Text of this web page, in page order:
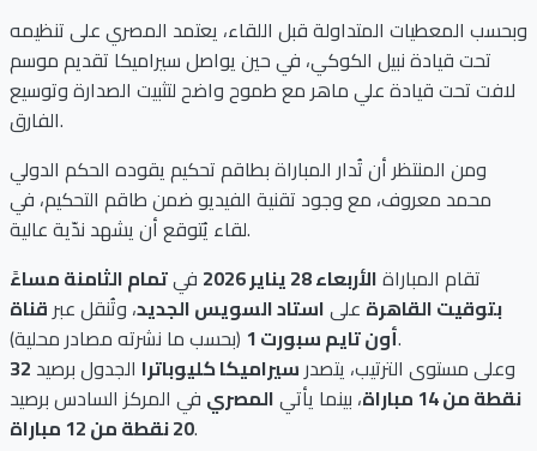
وبحسب المعطيات المتداولة قبل اللقاء، يعتمد المصري على تنظيمه
تحت قيادة نبيل الكوكي، في حين يواصل سيراميكا تقديم موسم
لافت تحت قيادة علي ماهر مع طموح واضح لتثبيت الصدارة وتوسيع
الفارق.
ومن المنتظر أن تُدار المباراة بطاقم تحكيم يقوده الحكم الدولي
محمد معروف، مع وجود تقنية الفيديو ضمن طاقم التحكيم، في
لقاء يُتوقع أن يشهد ندّية عالية.
تقام المباراةالأربعاء 28 يناير 2026 فيتمام الثامنة مساءً
بتوقيت القاهرة علىاستاد السويس الجديد، وتُنقل عبر قناة
أون تايم سبورت 1(بحسب ما نشرته مصادر محلية).
وعلى مستوى الترتيب، يتصدر سيراميكا كليوباترا الجدول برصيد 32
نقطة من 14 مباراة
، بينما يأتيالمصري في المركز السادس برصيد
20 نقطة من 12 مباراة.